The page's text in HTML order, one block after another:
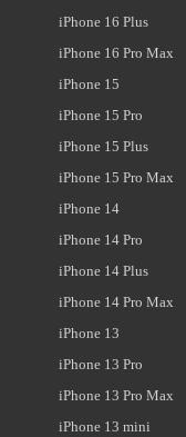
iPhone 16 Plus
iPhone 16 Pro Max
iPhone 15
iPhone 15 Pro
iPhone 15 Plus
iPhone 15 Pro Max
iPhone 14
iPhone 14 Pro
iPhone 14 Plus
iPhone 14 Pro Max
iPhone 13
iPhone 13 Pro
iPhone 13 Pro Max
iPhone 13 mini